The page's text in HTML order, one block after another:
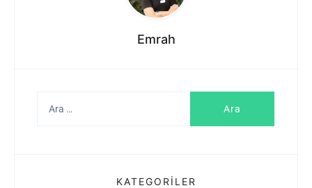
Emrah
KATEGORILER